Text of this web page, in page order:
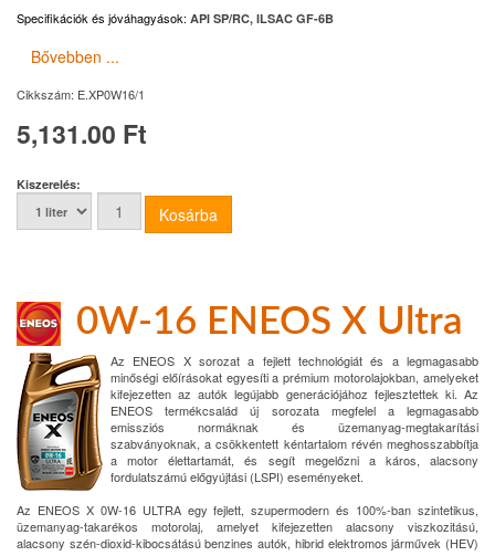
Specifikációk és jóváhagyások: API SP/RC, ILSAC GF-6B
Bővebben ...
Cikkszám: E.XP0W16/1
5,131.00 Ft
Kiszerelés:
0W-16 ENEOS X Ultra
Az ENEOS X sorozat a fejlett technológiát és a legmagasabb
minőségi előírásokat egyesíti a prémium motorolajokban, amelyeket
kifejezetten az autók legújabb generációjához fejlesztettek ki. Az
ENEOS termékcsalád új sorozata megfelel a legmagasabb
emissziós normáknak és üzemanyag-megtakarítási
szabványoknak, a csökkentett kéntartalom révén meghosszabbítja
a motor élettartamát, és segít megelőzni a káros, alacsony
fordulatszámú előgyújtási (LSPI) eseményeket.
Az ENEOS X 0W-16 ULTRA egy fejlett, szupermodern és 100%-ban szintetikus,
üzemanyag-takarékos motorolaj, amelyet kifejezetten alacsony viszkozitású,
alacsony szén-dioxid-kibocsátású benzines autók, hibrid elektromos járművek (HEV)